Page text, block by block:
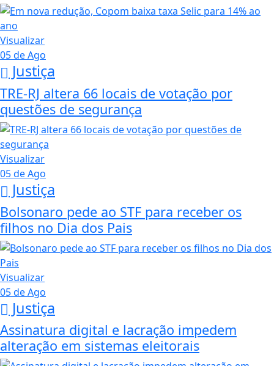
Visualizar
05 de Ago
Justiça
TRE-RJ altera 66 locais de votação por
questões de segurança
Visualizar
05 de Ago
Justiça
Bolsonaro pede ao STF para receber os
filhos no Dia dos Pais
Visualizar
05 de Ago
Justiça
Assinatura digital e lacração impedem
alteração em sistemas eleitorais